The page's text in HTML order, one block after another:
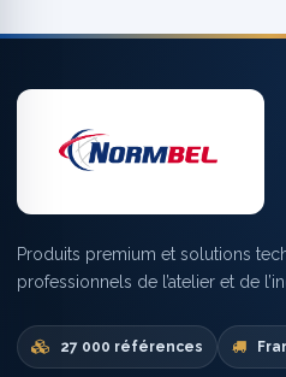
Produits premium et solutions
professionnels de l’atelier et de
27 000 références